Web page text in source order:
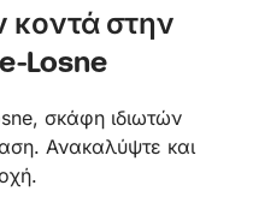
κοντά στην
Losne
σκάφη ιδιωτών
Ανακαλύψτε και